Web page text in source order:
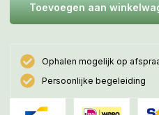
Toevoegen aan
Ophalen mogelijk op
Persoonlijke begeleiding